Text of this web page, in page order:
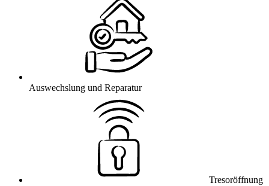
Auswechslung und Reparatur
Tresoröffnung